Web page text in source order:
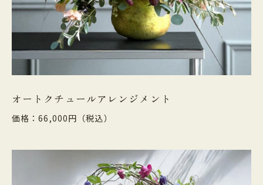
オートクチュールアレンジメント
価格：66,000円（税込）